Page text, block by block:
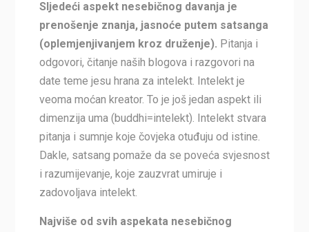
Sljedeći aspekt nesebičnog davanja je
prenošenje znanja, jasnoće putem satsanga
(oplemjenjivanjem kroz druženje). Pitanja i
odgovori, čitanje naših blogova i razgovori na
date teme jesu hrana za intelekt. Intelekt je
veoma moćan kreator. To je još jedan aspekt ili
dimenzija uma (buddhi=intelekt). Intelekt stvara
pitanja i sumnje koje čovjeka otuđuju od istine.
Dakle, satsang pomaže da se poveća svjesnost
i razumijevanje, koje zauzvrat umiruje i
zadovoljava intelekt.
Najviše od svih aspekata nesebičnog